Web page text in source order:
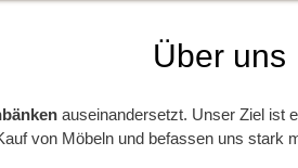
Über uns
auseinandersetzt. Unser Ziel ist
von Möbeln und befassen uns